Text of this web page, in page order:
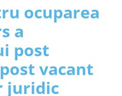
ocuparea
a
post
vacant
juridic